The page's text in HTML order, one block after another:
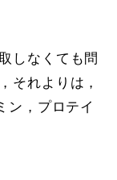
しなくても問
それよりは，
ン，プロテイ